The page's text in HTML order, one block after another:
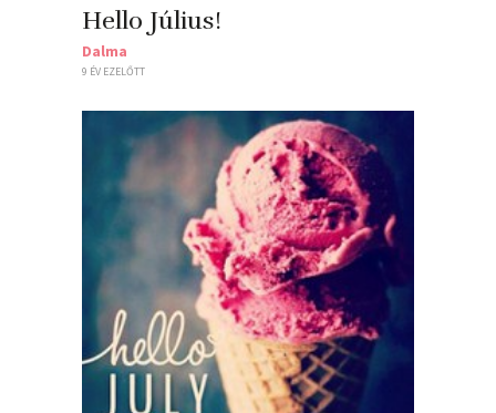
Hello Július!
Dalma
9 ÉV EZELŐTT